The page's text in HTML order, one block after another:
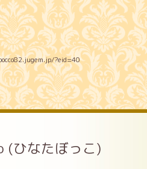
?eid=40
(ひなたぼっこ)